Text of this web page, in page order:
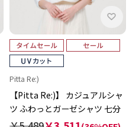
Pitta Re:)
【Pitta Re:)】 カジュアルシャ
ツ ふわっとガーゼシャツ 七分
袖 綿100% レディース